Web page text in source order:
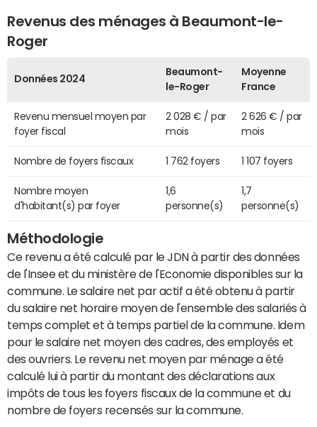
Revenus des ménages à Beaumont-le-
Roger
Données 2024
Beaumont-
le-Roger
Moyenne
France
Revenu mensuel moyen par
foyer fiscal
2 028 € / par
mois
2 626 € / par
mois
Nombre de foyers fiscaux 1 762 foyers 1 107 foyers
Nombre moyen
d'habitant(s) par foyer
1,6
personne(s)
1,7
personne(s)
Méthodologie
Ce revenu a été calculé par le JDN à partir des données
de l'Insee et du ministère de l'Economie disponibles sur la
commune. Le salaire net par actif a été obtenu à partir
du salaire net horaire moyen de l'ensemble des salariés à
temps complet et à temps partiel de la commune. Idem
pour le salaire net moyen des cadres, des employés et
des ouvriers. Le revenu net moyen par ménage a été
calculé lui à partir du montant des déclarations aux
impôts de tous les foyers fiscaux de la commune et du
nombre de foyers recensés sur la commune.